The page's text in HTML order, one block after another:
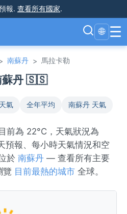
報. 查看所有國家.
🌐 ☰
南蘇丹 > 馬拉卡勒
蘇丹 🇸🇸
氣 全年平均 南蘇丹 天氣
前為 22°C，天氣狀況為
報、每小時天氣情況和空
於 南蘇丹 — 查看所有主要
覽 目前最熱的城市 全球。